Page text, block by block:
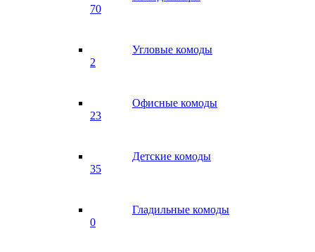
70
Угловые комоды
2
Офисные комоды
23
Детские комоды
35
Гладильные комоды
0